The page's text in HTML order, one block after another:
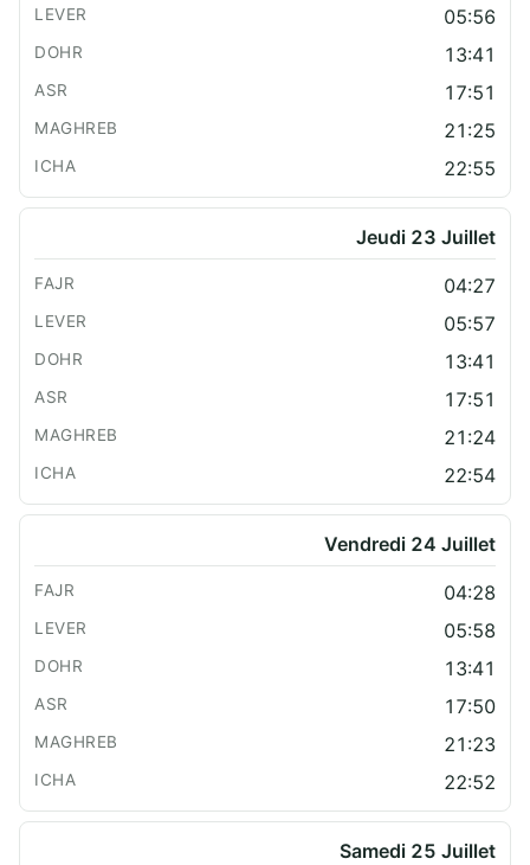
05:56
13:41
17:51
21:25
22:55
Jeudi 23 Juillet
04:27
05:57
13:41
17:51
21:24
22:54
Vendredi 24 Juillet
04:28
05:58
13:41
17:50
21:23
22:52
Samedi 25 Juillet